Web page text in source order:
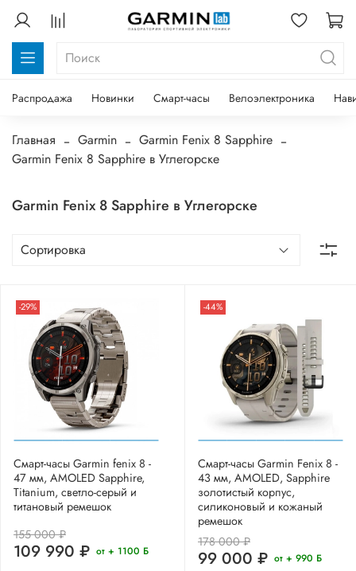
Распродажа Новинки Смарт-часы Велоэлектроника
Главная Garmin
Garmin Fenix 8 Sapphire
Garmin Fenix 8 Sapphire в Углегорске
Garmin Fenix 8 Sapphire в Углегорске
-29%
Смарт-часы Garmin fenix 8 -
47 мм, AMOLED Sapphire,
Titanium, светло-серый и
титановый ремешок
155 000 ₽
109 990 ₽ от + 1100 Б
-44%
Смарт-часы Garmin Fenix 8 -
43 мм, AMOLED, Sapphire
золотистый корпус,
силиконовый и кожаный
ремешок
178 000 ₽
99 000 ₽ от + 990 Б